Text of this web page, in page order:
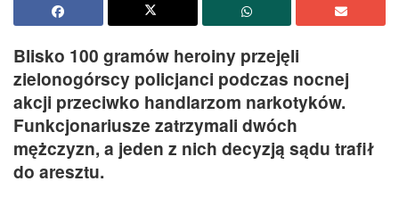
Blisko 100 gramów heroiny przejęli
zielonogórscy policjanci podczas nocnej
akcji przeciwko handlarzom narkotyków.
Funkcjonariusze zatrzymali dwóch
mężczyzn, a jeden z nich decyzją sądu trafił
do aresztu.